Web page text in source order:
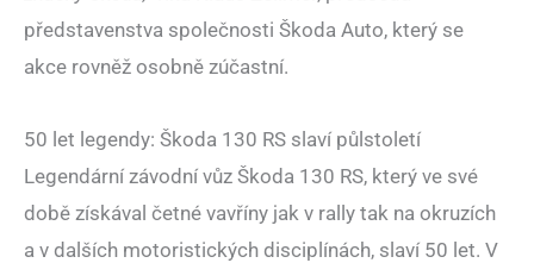
představenstva společnosti Škoda Auto, který se
akce rovněž osobně zúčastní.
50 let legendy: Škoda 130 RS slaví půlstoletí
Legendární závodní vůz Škoda 130 RS, který ve své
době získával četné vavříny jak v rally tak na okruzích
a v dalších motoristických disciplínách, slaví 50 let. V